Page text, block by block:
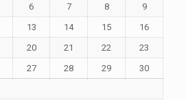
6 7 8
9
13 14 15
16
20 21 22
23
27 28 29
30